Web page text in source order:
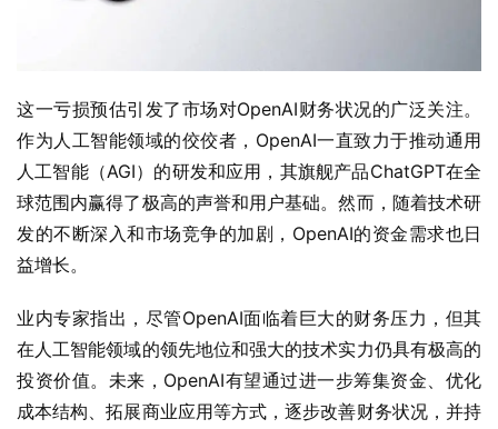
这一亏损预估引发了市场对OpenAI财务状况的广泛关注。
作为人工智能领域的佼佼者，OpenAI一直致力于推动通用
人工智能（AGI）的研发和应用，其旗舰产品ChatGPT在全
球范围内赢得了极高的声誉和用户基础。然而，随着技术研
发的不断深入和市场竞争的加剧，OpenAI的资金需求也日
益增长。
业内专家指出，尽管OpenAI面临着巨大的财务压力，但其
在人工智能领域的领先地位和强大的技术实力仍具有极高的
投资价值。未来，OpenAI有望通过进一步筹集资金、优化
成本结构、拓展商业应用等方式，逐步改善财务状况，并持